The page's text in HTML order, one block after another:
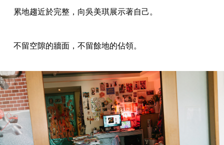
累地趨近於完整，向吳美琪展示著自己。
不留空隙的牆面，不留餘地的佔領。